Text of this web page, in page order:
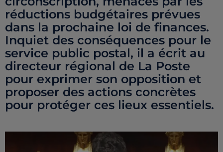
réductions budgétaires prévues
dans la prochaine loi de finances.
Inquiet des conséquences pour le
service public postal, il a écrit au
directeur régional de La Poste
pour exprimer son opposition et
proposer des actions concrètes
pour protéger ces lieux essentiels.